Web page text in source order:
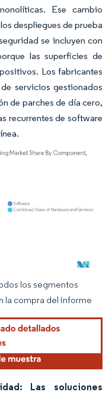
Ese cambio
despliegues de prueba
se incluyen con
las superficies de
Los fabricantes
servicios gestionados
de parches de día cero,
recurrentes de software
según CC BY 4.0.
los segmentos
la compra del informe
Las soluciones